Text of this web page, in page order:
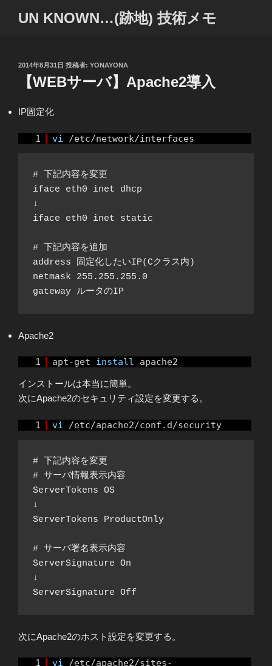
UN KNOWN…(跡地) 技術メモ
投
2014年8月31日 投稿者: YONAYONA
【WEBサーバ】Apache2導入
IP固定化
1 vi /etc/network/interfaces
# 下記内容を変更
iface eth0 inet dhcp
↓
iface eth0 inet static
# 下記内容を追加
address 固定化したいIP(Cクラス内)
netmask 255.255.255.0
Apache2
1 apt-get install apache2
インストールは本当に簡単。
次にApache2のセキュリティ設定を変更する。
1 vi /etc/apache2/conf.d/security
# 下記内容を変更
# サーバ情報表示内容
ServerTokens OS
↓
ServerTokens ProductOnly
# サーバ署名表示内容
ServerSignature On
↓
次にApache2のホスト設定を変更する。
1 vi
/etc/apache2/sites-